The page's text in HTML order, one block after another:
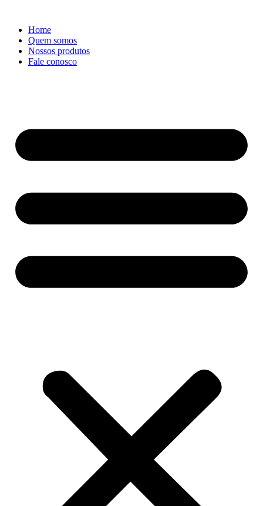
conteúdo
Home
Quem somos
Nossos produtos
Fale conosco